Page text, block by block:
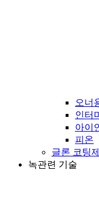
오너
인터
아이
피온
글론 코팅
녹관련 기술